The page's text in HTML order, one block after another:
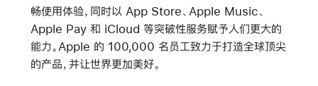
畅使用体验，同时以 App Store、Apple Music、
Apple Pay 和 iCloud 等突破性服务赋予人们更大的
能力。Apple 的 100,000 名员工致力于打造全球顶尖
的产品，并让世界更加美好。